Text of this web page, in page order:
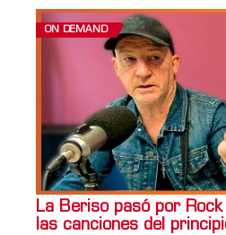
ON DEMAND
La Beriso pasó por
las canciones del